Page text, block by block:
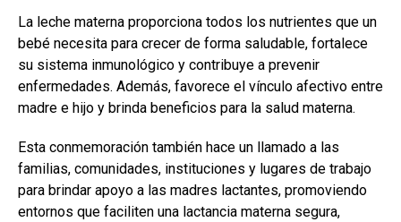
La leche materna proporciona todos los nutrientes que un
bebé necesita para crecer de forma saludable, fortalece
su sistema inmunológico y contribuye a prevenir
enfermedades. Además, favorece el vínculo afectivo entre
madre e hijo y brinda beneficios para la salud materna.
Esta conmemoración también hace un llamado a las
familias, comunidades, instituciones y lugares de trabajo
para brindar apoyo a las madres lactantes, promoviendo
entornos que faciliten una lactancia materna segura,